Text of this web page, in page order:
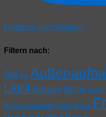
Folge mir auf Instagram
Filtern nach:
Akt Art
Light Beauty Beine Berlin
Businessportrait Cigar Event